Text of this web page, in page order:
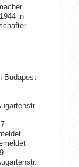
in
Budapest